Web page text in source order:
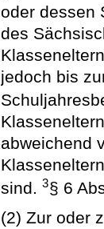
oder dessen
des
jedoch bis
abweichend
sind.3§ 6
(2) Zur oder